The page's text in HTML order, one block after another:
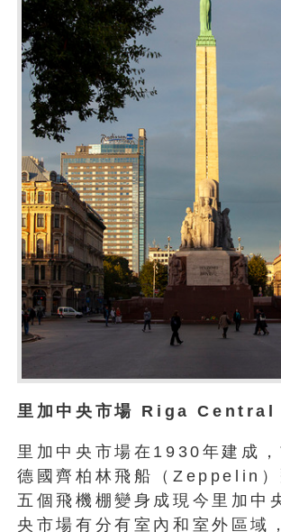
里加中央市場 Riga
里加中央市場在1930年建成
德國齊柏林飛船（Zeppelin）
五個飛機棚變身成現今里加中
央市場有分有室內和室外區域